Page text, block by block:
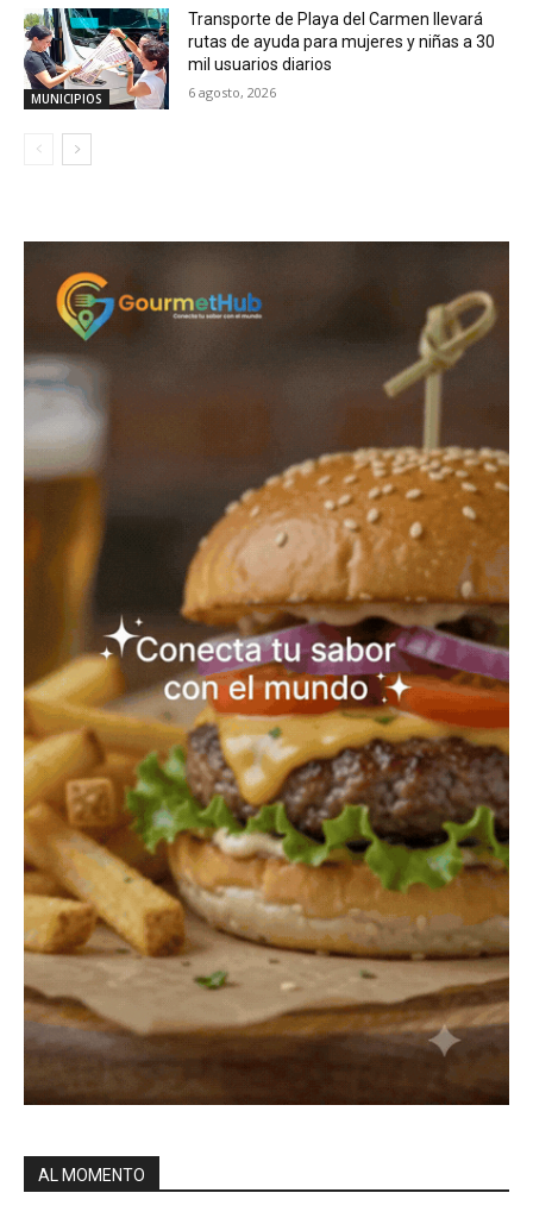
MUNICIPIOS
Transporte de Playa del Carmen llevará
rutas de ayuda para mujeres y niñas a 30
mil usuarios diarios
6 agosto, 2026
AL MOMENTO